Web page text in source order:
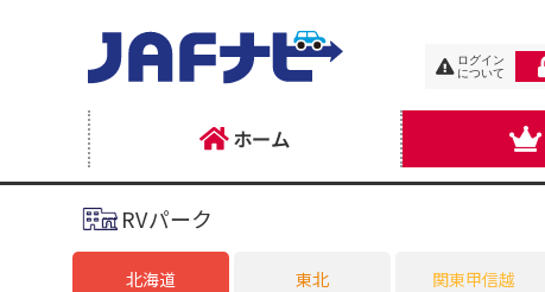
ログイン
について
ホーム
RVパーク
北海道 東北 関東甲信越